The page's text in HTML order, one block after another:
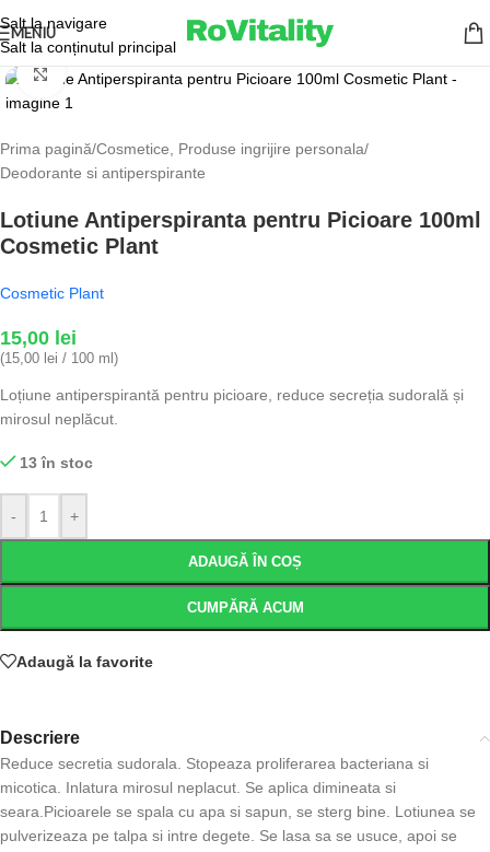
Salt la navigare
Salt la conținutul principal
MENIU
Fă clic pentru a mări
Prima pagină/Cosmetice, Produse ingrijire personala/
Deodorante si antiperspirante
Lotiune Antiperspiranta pentru Picioare 100ml
Cosmetic Plant
Cosmetic Plant
15,00 lei
(15,00 lei / 100 ml)
Loțiune antiperspirantă pentru picioare, reduce secreția sudorală și
mirosul neplăcut.
13 în stoc
- +
ADAUGĂ ÎN COȘ
CUMPĂRĂ ACUM
Adaugă la favorite
Descriere
Reduce secretia sudorala. Stopeaza proliferarea bacteriana si
micotica. Inlatura mirosul neplacut. Se aplica dimineata si
seara.Picioarele se spala cu apa si sapun, se sterg bine. Lotiunea se
pulverizeaza pe talpa si intre degete. Se lasa sa se usuce, apoi se